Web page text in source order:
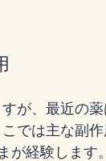
が、最近の
では主な副
が経験します